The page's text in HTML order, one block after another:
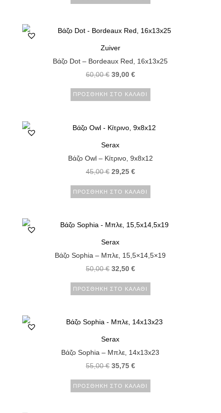
Zuiver
Βάζο Dot – Bordeaux Red, 16x13x25
60,00€ 39,00 €
ΠΡΟΣΘΉΚΗ ΣΤΟ ΚΑΛΆΘΙ
Serax
Βάζο Owl – Κίτρινο, 9x8x12
45,00€ 29,25 €
ΠΡΟΣΘΉΚΗ ΣΤΟ ΚΑΛΆΘΙ
Serax
Βάζο Sophia – Μπλε, 15,5×14,5×19
50,00€ 32,50 €
ΠΡΟΣΘΉΚΗ ΣΤΟ ΚΑΛΆΘΙ
Serax
Βάζο Sophia – Μπλε, 14x13x23
55,00€ 35,75 €
ΠΡΟΣΘΉΚΗ ΣΤΟ ΚΑΛΆΘΙ